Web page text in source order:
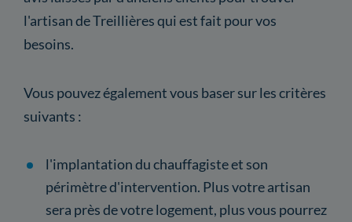
l'artisan de Treillières qui est fait pour vos
besoins.
Vous pouvez également vous baser sur les critères
suivants :
l'implantation du chauffagiste et son
périmètre d'intervention. Plus votre artisan
sera près de votre logement, plus vous pourrez